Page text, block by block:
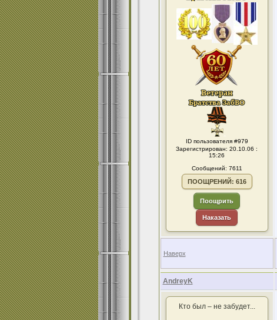
ID пользователя #979
Зарегистрирован: 20.10.06 :
15:26
Сообщений: 7611
ПООЩРЕНИЙ: 616
Поощрить
Наказать
Наверх
AndreyK
Кто был – не забудет...